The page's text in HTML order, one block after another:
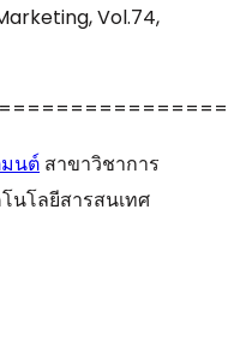
Vol.74,
มนต์ สาขาวิชาการ
นโลยีสารสนเทศ